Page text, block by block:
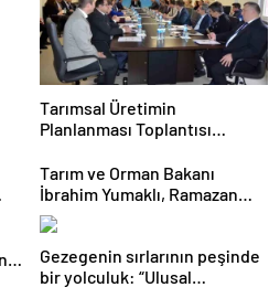
Tarımsal Üretimin
Planlanması Toplantısı
Tarım ve Orman Bakanı
İbrahim Yumaklı, Ramazan
denetimlerini
sıklaştırdıklarını açıkladı
Gezegenin sırlarının peşinde
bir yolculuk: “Ulusal